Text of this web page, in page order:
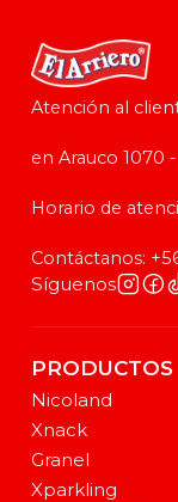
Atención al
en Arauco 1070
Horario de
Contáctanos:
Síguenos
PRODUCTOS
Nicoland
Xnack
Granel
Xparkling